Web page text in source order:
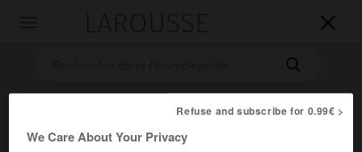


Refuse and subscribe for 0.99€ >
We Care About Your Privacy